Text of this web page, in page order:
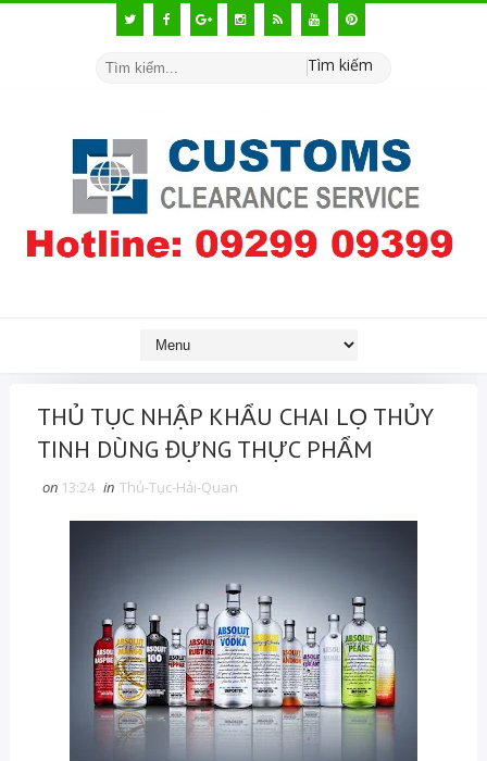
Tìm kiếm
THỦ TỤC NHẬP KHẨU CHAI LỌ THỦY
TINH DÙNG ĐỰNG THỰC PHẨM
on 13:24 in Thủ-Tục-Hải-Quan